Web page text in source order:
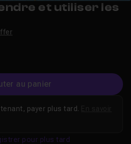
et utiliser les
au panier
payer plus tard.
pour plus tard